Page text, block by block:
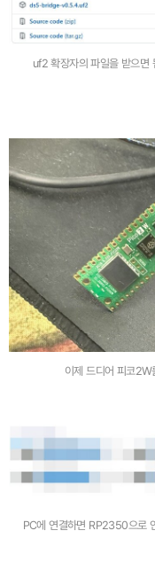
uf2 확장자의 파일을 받으면
이제 드디어 피코
PC에 연결하면 RP2350으로